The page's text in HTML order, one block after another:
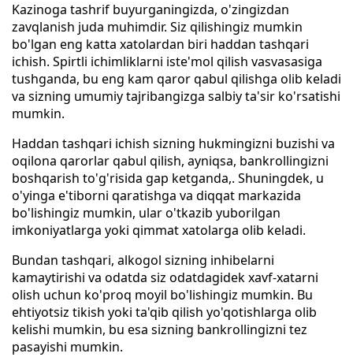
Kazinoga tashrif buyurganingizda, o'zingizdan
zavqlanish juda muhimdir. Siz qilishingiz mumkin
bo'lgan eng katta xatolardan biri haddan tashqari
ichish. Spirtli ichimliklarni iste'mol qilish vasvasasiga
tushganda, bu eng kam qaror qabul qilishga olib keladi
va sizning umumiy tajribangizga salbiy ta'sir ko'rsatishi
mumkin.
Haddan tashqari ichish sizning hukmingizni buzishi va
oqilona qarorlar qabul qilish, ayniqsa, bankrollingizni
boshqarish to'g'risida gap ketganda,. Shuningdek, u
o'yinga e'tiborni qaratishga va diqqat markazida
bo'lishingiz mumkin, ular o'tkazib yuborilgan
imkoniyatlarga yoki qimmat xatolarga olib keladi.
Bundan tashqari, alkogol sizning inhibelarni
kamaytirishi va odatda siz odatdagidek xavf-xatarni
olish uchun ko'proq moyil bo'lishingiz mumkin. Bu
ehtiyotsiz tikish yoki ta'qib qilish yo'qotishlarga olib
kelishi mumkin, bu esa sizning bankrollingizni tez
pasayishi mumkin.